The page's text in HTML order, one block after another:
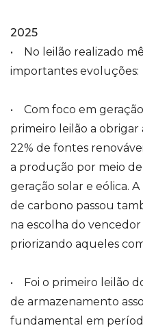
2025
• No leilão realizado
importantes evoluções:
• Com foco em
primeiro leilão a
22% de fontes
a produção por meio
geração solar e eólica.
de carbono passou
na escolha do
priorizando aqueles
• Foi o primeiro leilão
de armazenamento
fundamental em